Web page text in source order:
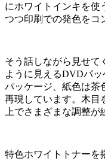
にホワイトインキを使
つつ印刷での発色をコ
そう話しながら見せて
ように見えるDVDパ
パッケージ、紙色は茶
再現しています。木目
上でさまざまな調整が
特色ホワイトトナーを